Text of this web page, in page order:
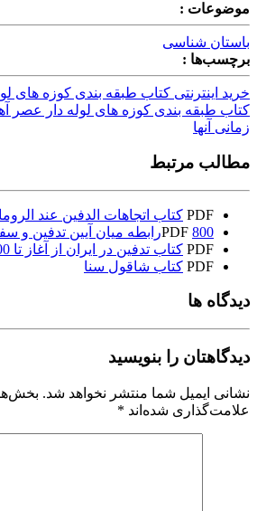
موضوعات :
باستان شناسی
برچسب‌ها :
خرید اینترنتی کتاب طبقه بندی کوزه های
کتاب طبقه بندی کوزه های لوله دار عصر
زمانی آنها
مطالب مرتبط
PDF کتاب اتجاهات الدفين عند
PDF 800رابطه میان آیین تدفین و سفال
PDF کتاب تدفین در ایران از آغاز تا 5000 پ.م
PDF کتاب شاقول سنا
دیدگاه ها
دیدگاهتان را بنویسید
نشانی ایمیل شما منتشر نخواهد شد.
علامت‌گذاری شده‌اند *